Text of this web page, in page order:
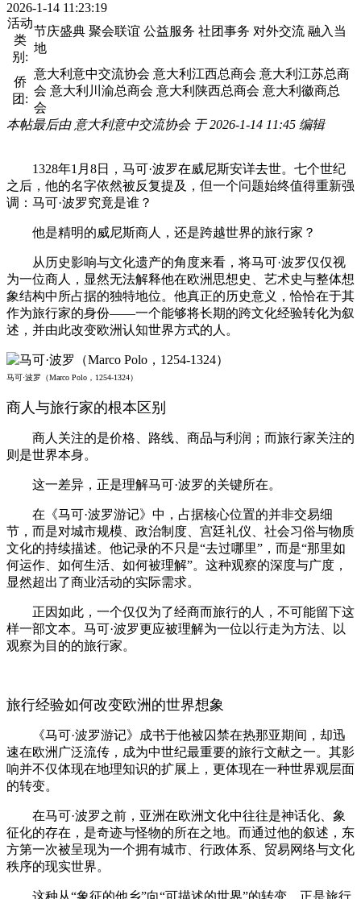
2026-1-14 11:23:19
活动
类
别:
节庆盛典 聚会联谊 公益服务 社团事务 对外交流 融入当
地
侨
团:
意大利意中交流协会 意大利江西总商会 意大利江苏总商
会 意大利川渝总商会 意大利陕西总商会 意大利徽商总
会
本帖最后由 意大利意中交流协会 于 2026-1-14 11:45 编辑
1328年1月8日，马可·波罗在威尼斯安详去世。七个世纪
之后，他的名字依然被反复提及，但一个问题始终值得重新强
调：马可·波罗究竟是谁？
他是精明的威尼斯商人，还是跨越世界的旅行家？
从历史影响与文化遗产的角度来看，将马可·波罗仅仅视
为一位商人，显然无法解释他在欧洲思想史、艺术史与整体想
象结构中所占据的独特地位。他真正的历史意义，恰恰在于其
作为旅行家的身份——一个能够将长期的跨文化经验转化为叙
述，并由此改变欧洲认知世界方式的人。
马可·波罗（Marco Polo，1254-1324）
商人与旅行家的根本区别
商人关注的是价格、路线、商品与利润；而旅行家关注的
则是世界本身。
这一差异，正是理解马可·波罗的关键所在。
在《马可·波罗游记》中，占据核心位置的并非交易细
节，而是对城市规模、政治制度、宫廷礼仪、社会习俗与物质
文化的持续描述。他记录的不只是“去过哪里”，而是“那里如
何运作、如何生活、如何被理解”。这种观察的深度与广度，
显然超出了商业活动的实际需求。
正因如此，一个仅仅为了经商而旅行的人，不可能留下这
样一部文本。马可·波罗更应被理解为一位以行走为方法、以
观察为目的的旅行家。
旅行经验如何改变欧洲的世界想象
《马可·波罗游记》成书于他被囚禁在热那亚期间，却迅
速在欧洲广泛流传，成为中世纪最重要的旅行文献之一。其影
响并不仅体现在地理知识的扩展上，更体现在一种世界观层面
的转变。
在马可·波罗之前，亚洲在欧洲文化中往往是神话化、象
征化的存在，是奇迹与怪物的所在之地。而通过他的叙述，东
方第一次被呈现为一个拥有城市、行政体系、贸易网络与文化
秩序的现实世界。